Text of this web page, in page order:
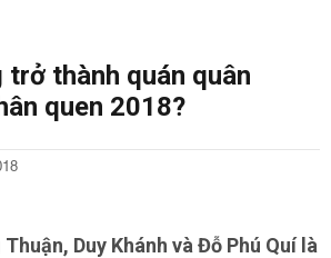
thành quán quân
quen 2018?
Duy Khánh và Đỗ Phú Quí là